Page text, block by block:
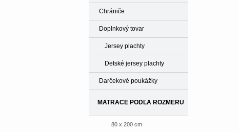
Chrániče
Doplnkový tovar
Jersey plachty
Detské jersey plachty
Darčekové poukážky
MATRACE PODĽA ROZMERU
80 x 200 cm